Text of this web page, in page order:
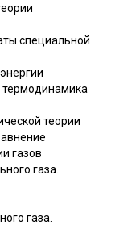
специальной
термодинамика
теории
газов
газа.
газа.